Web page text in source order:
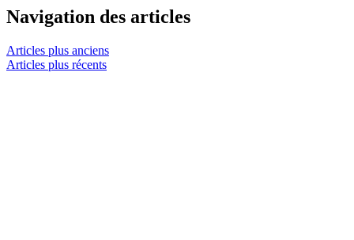
Navigation des articles
Articles plus anciens
Articles plus récents